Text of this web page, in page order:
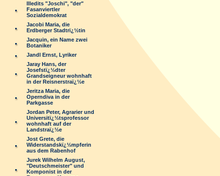
Illedits "Joschi", "der"
Fasanviertler
Sozialdemokrat
Jacobi Maria, die
Erdberger Stadtrï¿½tin
Jacquin, ein Name zwei
Botaniker
Jandl Ernst, Lyriker
Jaray Hans, der
Josefstï¿½dter
Grandseigneur wohnhaft
in der Reisnerstraï¿½e
Jeritza Maria, die
Operndiva in der
Parkgasse
Jordan Peter, Agrarier und
Universitï¿½tsprofessor
wohnhaft auf der
Landstraï¿½e
Jost Grete, die
Widerstandskï¿½mpferin
aus dem Rabenhof
Jurek Wilhelm August,
"Deutschmeister" und
Komponist in der